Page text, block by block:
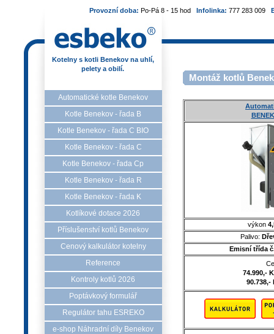
Provozní doba: Po-Pá 8 - 15 hod Infolinka: 777 283 009
Kotelny s kotli Benekov na uhlí,
pelety a obilí.
Automatické kotle Benekov
Kotle Benekov - řada B
Kotle Benekov - řada C BIO
Kotle Benekov - řada C
Kotle Benekov - řada Cp
Kotle Benekov - řada R
Kotle Benekov - řada K
Kotlíkové dotace 2026
Příslušenství kotlů Benekov
Cenový kalkulátor kotelny
Reference
Kontroly kotlů 2026
Poptávkový formulář
Regulátor tahu ESREKO
e-shop Náhradní díly Benekov
Montáž kotlů
výkon
Palivo:
Emisní třída
74.990,-
90.738,-